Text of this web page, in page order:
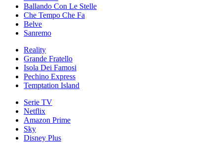
Ballando Con Le Stelle
Che Tempo Che Fa
Belve
Sanremo
Reality
Grande Fratello
Isola Dei Famosi
Pechino Express
Temptation Island
Serie TV
Netflix
Amazon Prime
Sky
Disney Plus